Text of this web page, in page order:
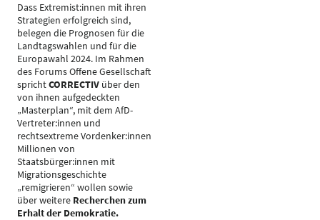
Dass Extremist:innen mit ihren
Strategien erfolgreich sind,
belegen die Prognosen für die
Landtagswahlen und für die
Europawahl 2024. Im Rahmen
des Forums Offene Gesellschaft
sprichtCORRECTIV über den
von ihnen aufgedeckten
„Masterplan“, mit dem AfD-
Vertreter:innen und
rechtsextreme Vordenker:innen
Millionen von
Staatsbürger:innen mit
Migrationsgeschichte
„remigrieren“ wollen sowie
über weitere Recherchen zum
Erhalt der Demokratie.